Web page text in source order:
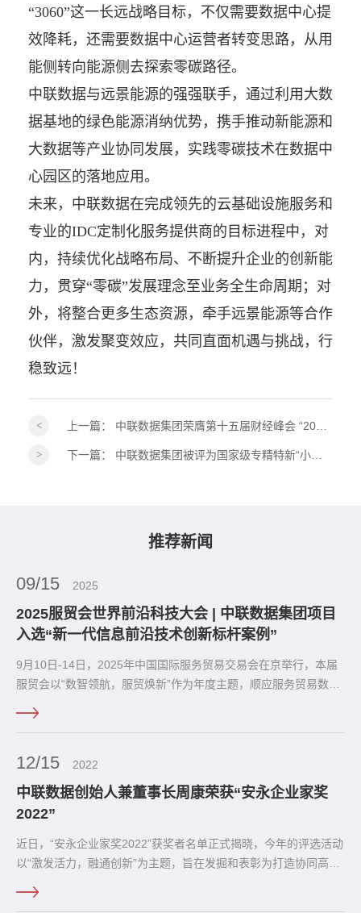
“3060”这一长远战略目标，不仅需要数据中心提
效降耗，还需要数据中心运营者转变思路，从用
能侧转向能源侧去探索零碳路径。
中联数据与远景能源的强强联手，通过利用大数
据基地的绿色能源消纳优势，携手推动新能源和
大数据等产业协同发展，实践零碳技术在数据中
心园区的落地应用。
未来，中联数据在完成领先的云基础设施服务和
专业的IDC定制化服务提供商的目标进程中，对
内，持续优化战略布局、不断提升企业的创新能
力，贯穿“零碳”发展理念至业务全生命周期；对
外，将整合更多生态资源，牵手远景能源等合作
伙伴，激发聚变效应，共同直面机遇与挑战，行
稳致远！
上一篇： 中联数据集团荣膺第十五届财经峰会 “2026ESG 践行典范奖”！
下一篇： 中联数据集团被评为国家级专精特新“小巨人”企业
推荐新闻
09/15 2025
2025服贸会世界前沿科技大会 | 中联数据集团项目
入选“新一代信息前沿技术创新标杆案例”
9月10日-14日，2025年中国国际服务贸易交易会在京举行，本届
服贸会以“数智领航，服贸焕新”作为年度主题，顺应服务贸易数字
融合发展等专业领域，展示多个国家和地区的创新发展成果。
12/15 2022
中联数据创始人兼董事长周康荣获“安永企业家奖
2022”
近日，“安永企业家奖2022”获奖者名单正式揭晓，今年的评选活动
以“激发活力，融通创新”为主题，旨在发掘和表彰为打造协同高
良性共生、协同发展的方式持续创造长期价值，进一步激发中国企